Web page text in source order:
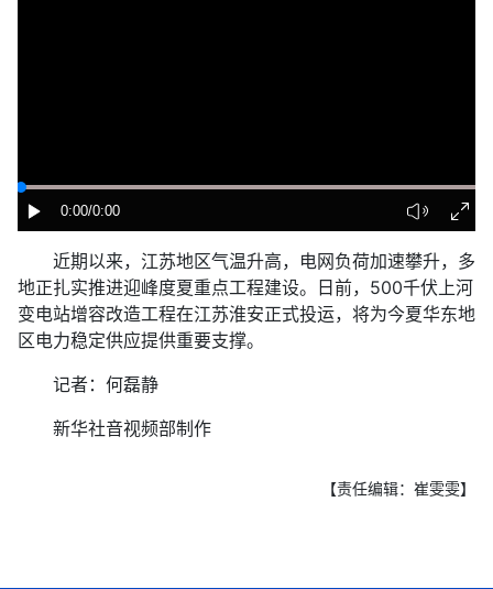
0:00/0:00
近期以来，江苏地区气温升高，电网负荷加速攀升，多
地正扎实推进迎峰度夏重点工程建设。日前，500千伏上河
变电站增容改造工程在江苏淮安正式投运，将为今夏华东地
区电力稳定供应提供重要支撑。
记者：何磊静
新华社音视频部制作
【责任编辑：崔雯雯】